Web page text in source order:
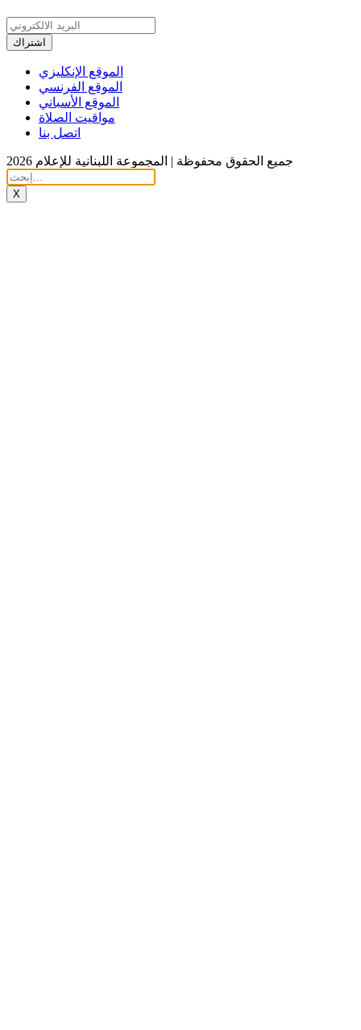
اشتراك
الموقع الإنكليزي
الموقع الفرنسي
الموقع الأسباني
مواقيت الصلاة
اتصل بنا
جميع الحقوق محفوظة | المجموعة اللبنانية للإعلام 2026
X